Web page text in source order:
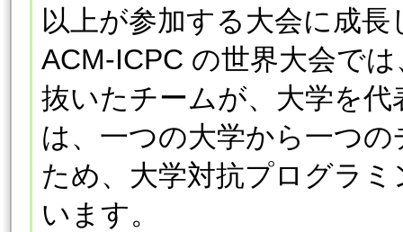
以上が参加する大会に成長
ACM-ICPC の世界大会で
抜いたチームが、大学を
は、一つの大学から一つ
ため、大学対抗プログラ
います。